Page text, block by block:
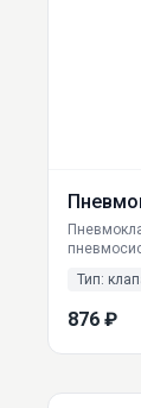
Тип:
876 ₽